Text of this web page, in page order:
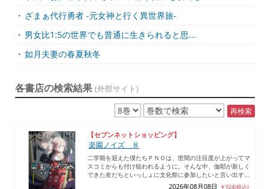
・ ざまぁ代行勇者 -元女神と行く異世界旅-
・ 男女比1:5の世界でも普通に生きられると思...
・ 如月夫妻の春夏秋冬
各書店の検索結果 (外部サイト)
再検索
【セブンネットショッピング】
楽園ノイズ ８
二学期を迎えた僕たちＰＮＯは、世間の注目度が上がってマ
スコミからも付け狙われるように。そんな中、伽耶が新しく
できた友だちといっしょに文化祭に参加したいと言い出す...
2026年08月08日 ￥924(税込)